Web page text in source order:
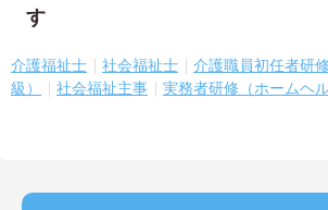
す
介護福祉士 社会福祉士
介護職員初任者研
級）
社会福祉主事 実務者研修（ホームヘ